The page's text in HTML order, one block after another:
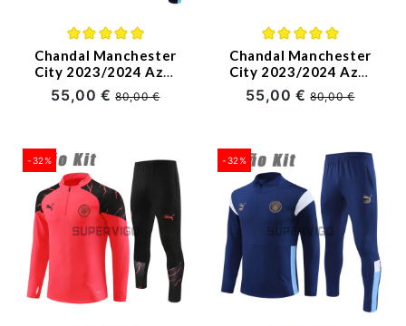
Chandal Manchester
City 2023/2024 Azul
Marino
55,00 €80,00 €
Chandal Manchester
City 2023/2024 Azul
Claro
55,00 €80,00 €
-32% -32%